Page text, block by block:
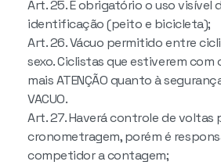
Art. 25. É obrigatório o uso visível
identificação (peito e bicicleta);
Art. 26. Vácuo permitido entre
sexo. Ciclistas que estiverem com
mais ATENÇÃO quanto à segurança.
VACUO.
Art. 27. Haverá controle de voltas
cronometragem, porém é
competidor a contagem;